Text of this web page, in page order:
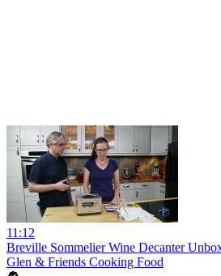
11:12
Breville Sommelier Wine Decanter
Glen & Friends Cooking Food